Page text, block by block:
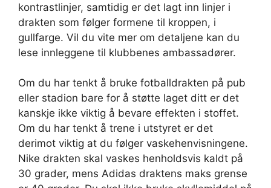
kontrastlinjer, samtidig er det lagt inn linjer i
drakten som følger formene til kroppen, i
gullfarge. Vil du vite mer om detaljene kan du
lese innleggene til klubbenes ambassadører.
Om du har tenkt å bruke fotballdrakten på pub
eller stadion bare for å støtte laget ditt er det
kanskje ikke viktig å bevare effekten i stoffet.
Om du har tenkt å trene i utstyret er det
derimot viktig at du følger vaskehenvisningene.
Nike drakten skal vaskes henholdsvis kaldt på
30 grader, mens Adidas draktens maks grense